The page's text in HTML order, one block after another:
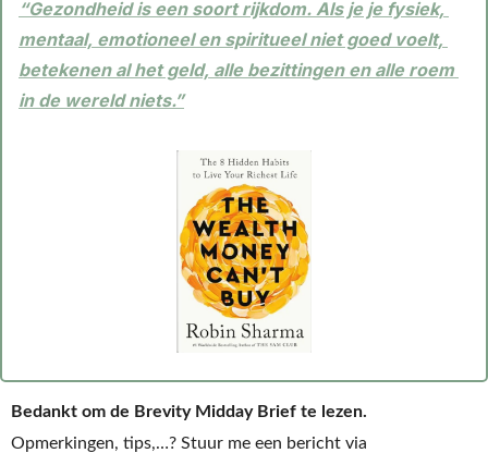
“Gezondheid is een soort rijkdom. Als je je fysiek,
mentaal, emotioneel en spiritueel niet goed voelt,
betekenen al het geld, alle bezittingen en alle roem
in de wereld niets.”
Bedankt om de Brevity Midday Brief te lezen.